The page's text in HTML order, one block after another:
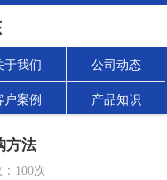
于我们 公司动态
户案例 产品知识
方法
100次